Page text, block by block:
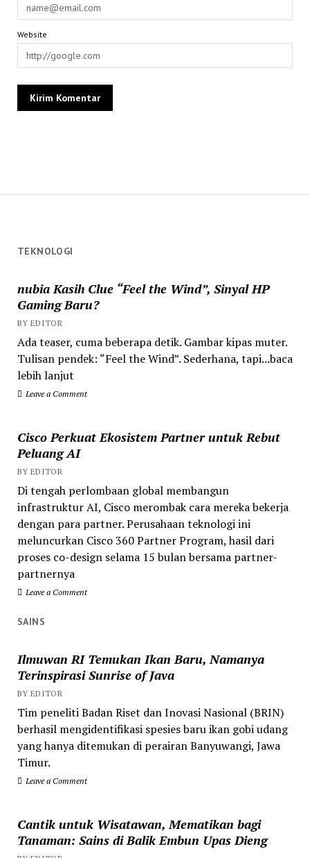
TEKNOLOGI
nubia Kasih Clue “Feel the Wind”, Sinyal HP
Gaming Baru?
BY EDITOR
Ada teaser, cuma beberapa detik. Gambar kipas muter.
Tulisan pendek: “Feel the Wind”. Sederhana, tapi...baca
lebih lanjut
Leave a Comment
Cisco Perkuat Ekosistem Partner untuk Rebut
Peluang AI
BY EDITOR
Di tengah perlombaan global membangun
infrastruktur AI, Cisco merombak cara mereka bekerja
dengan para partner. Perusahaan teknologi ini
meluncurkan Cisco 360 Partner Program, hasil dari
proses co-design selama 15 bulan bersama partner-
partnernya
Leave a Comment
SAINS
Ilmuwan RI Temukan Ikan Baru, Namanya
Terinspirasi Sunrise of Java
BY EDITOR
Tim peneliti Badan Riset dan Inovasi Nasional (BRIN)
berhasil mengidentifikasi spesies baru ikan gobi udang
yang hanya ditemukan di perairan Banyuwangi, Jawa
Timur.
Leave a Comment
Cantik untuk Wisatawan, Mematikan bagi
Tanaman: Sains di Balik Embun Upas Dieng
Website